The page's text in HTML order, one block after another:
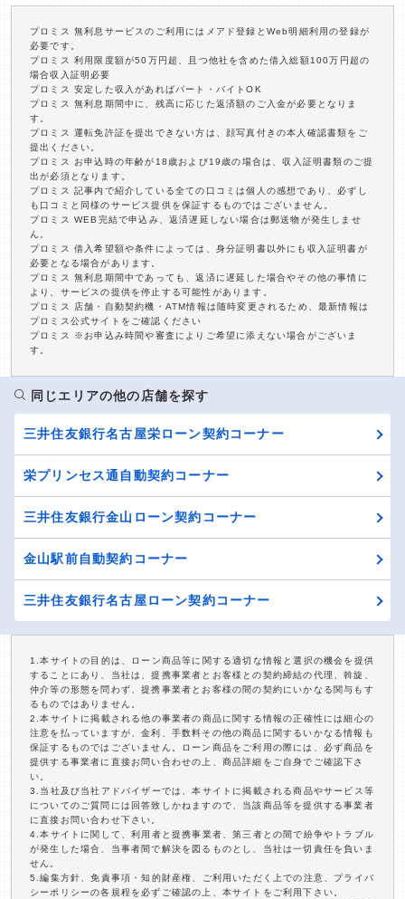
プロミス 無利息サービスのご利用にはメアド登録とWeb明細利用の登録が
必要です。
プロミス 利用限度額が50万円超、且つ他社を含めた借入総額100万円超の
場合収入証明必要
プロミス 安定した収入があればパート・バイトOK
プロミス 無利息期間中に、残高に応じた返済額のご入金が必要となりま
す。
プロミス 運転免許証を提出できない方は、顔写真付きの本人確認書類をご
提出ください。
プロミス お申込時の年齢が18歳および19歳の場合は、収入証明書類のご提
出が必須となります。
プロミス 記事内で紹介している全ての口コミは個人の感想であり、必ずし
も口コミと同様のサービス提供を保証するものではございません。
プロミス WEB完結で申込み、返済遅延しない場合は郵送物が発生しませ
ん。
プロミス 借入希望額や条件によっては、身分証明書以外にも収入証明書が
必要となる場合があります。
プロミス 無利息期間中であっても、返済に遅延した場合やその他の事情に
より、サービスの提供を停止する可能性があります。
プロミス 店舗・自動契約機・ATM情報は随時変更されるため、最新情報は
プロミス公式サイトをご確認ください
プロミス ※お申込み時間や審査によりご希望に添えない場合がございま
す。
同じエリアの他の店舗を探す
三井住友銀行名古屋栄ローン契約コーナー
栄プリンセス通自動契約コーナー
三井住友銀行金山ローン契約コーナー
金山駅前自動契約コーナー
三井住友銀行名古屋ローン契約コーナー
1.本サイトの目的は、ローン商品等に関する適切な情報と選択の機会を提供
することにあり、当社は、提携事業者とお客様との契約締結の代理、斡旋、
仲介等の形態を問わず、提携事業者とお客様の間の契約にいかなる関与もす
るものではありません。
2.本サイトに掲載される他の事業者の商品に関する情報の正確性には細心の
注意を払っていますが、金利、手数料その他の商品に関するいかなる情報も
保証するものではございません。ローン商品をご利用の際には、必ず商品を
提供する事業者に直接お問い合わせの上、商品詳細をご自身でご確認下さ
い。
3.当社及び当社アドバイザーでは、本サイトに掲載される商品やサービス等
についてのご質問には回答致しかねますので、当該商品等を提供する事業者
に直接お問い合わせ下さい。
4.本サイトに関して、利用者と提携事業者、第三者との間で紛争やトラブル
が発生した場合、当事者間で解決を図るものとし、当社は一切責任を負いま
せん。
5.編集方針、免責事項・知的財産権、ご利用いただく上での注意、プライバ
シーポリシーの各規程を必ずご確認の上、本サイトをご利用下さい。